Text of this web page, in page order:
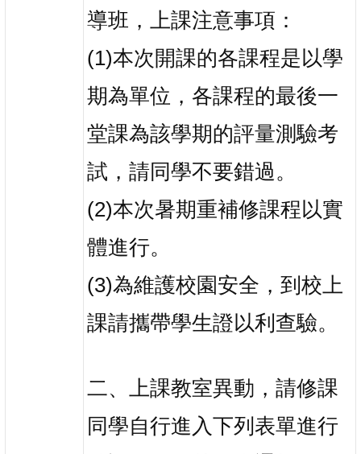
導班，上課注意事項：
(1)本次開課的各課程是以學
期為單位，各課程的最後一
堂課為該學期的評量測驗考
試，請同學不要錯過。
(2)本次暑期重補修課程以實
體進行。
(3)為維護校園安全，到校上
課請攜帶學生證以利查驗。
二、上課教室異動，請修課
同學自行進入下列表單進行